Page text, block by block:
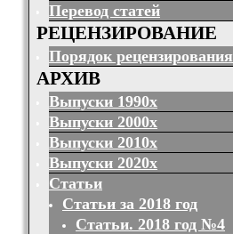
Перевод статей
РЕЦЕНЗИРОВАНИЕ
Порядок рецензирования
АРХИВ
Выпуски 1990х
Выпуски 2000х
Выпуски 2010х
Выпуски 2020х
Статьи
Статьи за 2018 год
Статьи. 2018 год №4